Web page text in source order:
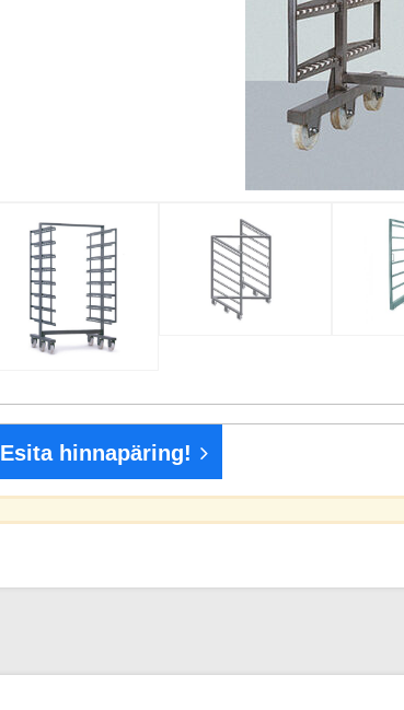
Esita hinnapäring!